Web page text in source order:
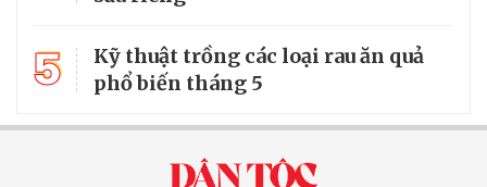
5
Kỹ thuật trồng các loại rau ăn quả
phổ biến tháng 5